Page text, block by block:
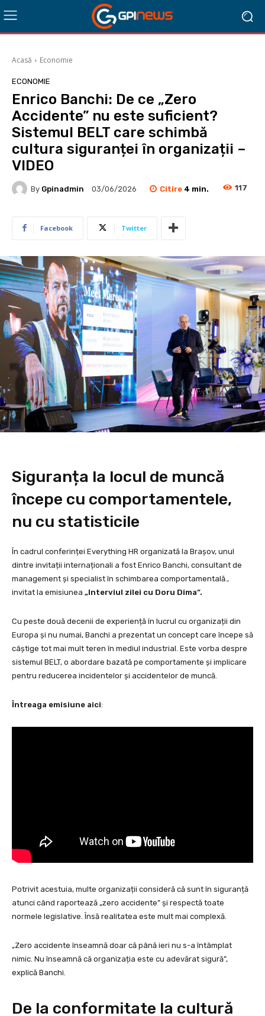
Acasă Economie
ECONOMIE
Enrico Banchi: De ce „Zero
Accidente” nu este suficient?
Sistemul BELT care schimbă
cultura siguranței în organizații –
VIDEO
By Gpinadmin 03/06/2026 Citire 4 min. 117
Facebook Twitter
Siguranța la locul de muncă
începe cu comportamentele,
nu cu statisticile
În cadrul conferinței Everything HR organizată la Brașov, unul
dintre invitații internaționali a fost Enrico Banchi, consultant de
management și specialist în schimbarea comportamentală.,
invitat la emisiunea „Interviul zilei cu Doru Dima”.
Cu peste două decenii de experiență în lucrul cu organizații din
Europa și nu numai, Banchi a prezentat un concept care începe să
câștige tot mai mult teren în mediul industrial. Este vorba despre
sistemul BELT, o abordare bazată pe comportamente și implicare
pentru reducerea incidentelor și accidentelor de muncă.
Întreaga emisiune aici:
Potrivit acestuia, multe organizații consideră că sunt în siguranță
atunci când raportează „zero accidente” și respectă toate
normele legislative. Însă realitatea este mult mai complexă.
„Zero accidente înseamnă doar că până ieri nu s-a întâmplat
nimic. Nu înseamnă că organizația este cu adevărat sigură”,
explică Banchi.
De la conformitate la cultură